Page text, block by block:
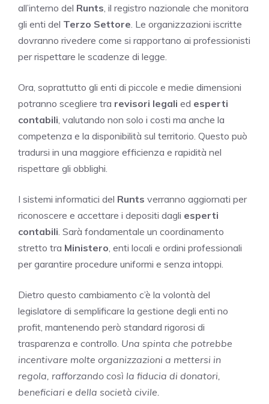
all’interno del Runts , il registro nazionale che monitora
gli enti del Terzo Settore . Le organizzazioni iscritte
dovranno rivedere come si rapportano ai professionisti
per rispettare le scadenze di legge.
Ora, soprattutto gli enti di piccole e medie dimensioni
potranno scegliere tra revisori legali ed esperti
contabili , valutando non solo i costi ma anche la
competenza e la disponibilità sul territorio. Questo può
tradursi in una maggiore efficienza e rapidità nel
rispettare gli obblighi.
I sistemi informatici del Runts verranno aggiornati per
riconoscere e accettare i depositi dagli esperti
contabili . Sarà fondamentale un coordinamento
stretto tra Ministero , enti locali e ordini professionali
per garantire procedure uniformi e senza intoppi.
Dietro questo cambiamento c’è la volontà del
legislatore di semplificare la gestione degli enti no
profit, mantenendo però standard rigorosi di
trasparenza e controllo. Una spinta che potrebbe
incentivare molte organizzazioni a mettersi in
regola, rafforzando così la fiducia di donatori,
beneficiari e della società civile.